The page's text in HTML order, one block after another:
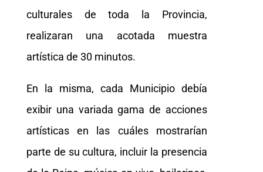
culturales de toda la Provincia,
realizaran una acotada muestra
artística de 30 minutos.
En la misma, cada Municipio debía
exibir una variada gama de acciones
artísticas en las cuáles mostrarían
parte de su cultura, incluir la presencia